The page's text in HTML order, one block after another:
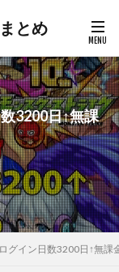
とめ
3200日↑無課
グイン日数3200日↑無